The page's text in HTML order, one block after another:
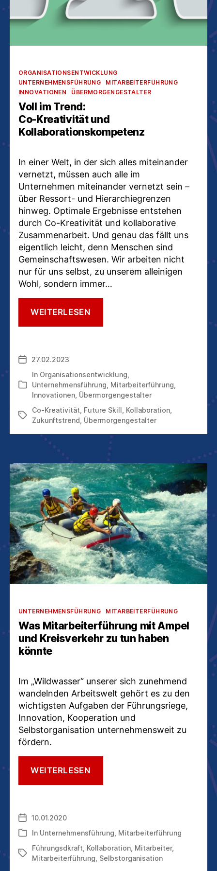
Kategorien
ORGANISATIONSENTWICKLUNG
UNTERNEHMENSFÜHRUNG
MITARBEITERFÜHRUNG
INNOVATIONEN
ÜBERMORGENGESTALTER
Voll im Trend:
Co-Kreativität und
Kollaborationskompetenz
In einer Welt, in der sich alles miteinander
vernetzt, müssen auch alle im
Unternehmen miteinander vernetzt sein –
über Ressort- und Hierarchiegrenzen
hinweg. Optimale Ergebnisse entstehen
durch Co-Kreativität und kollaborative
Zusammenarbeit. Und genau das fällt uns
eigentlich leicht, denn Menschen sind
Gemeinschaftswesen. Wir arbeiten nicht
nur für uns selbst, zu unserem alleinigen
Wohl, sondern immer…
WEITERLESEN
Veröffentlichungsdatum
27.02.2023
Kategorien
In Organisationsentwicklung
Unternehmensführung Mitarbeiterführung
Innovationen Übermorgengestalter
Schlagwörter
Co-Kreativität Future Skill Kollaboration
Zukunftstrend Übermorgengestalter
Kategorien
UNTERNEHMENSFÜHRUNG MITARBEITERFÜHRUNG
Was Mitarbeiterführung mit Ampel
und Kreisverkehr zu tun haben
könnte
Im „Wildwasser“ unserer sich zunehmend
wandelnden Arbeitswelt gehört es zu den
wichtigsten Aufgaben der Führungsriege,
Innovation, Kooperation und
Selbstorganisation unternehmensweit zu
fördern.
WEITERLESEN
ZU
HABEN
KÖNNTE
Veröffentlichungsdatum
10.01.2020
Kategorien
In Unternehmensführung Mitarbeiterführung
Schlagwörter
Führungsdkraft Kollaboration Mitarbeiter,
Mitarbeiterführung Selbstorganisation